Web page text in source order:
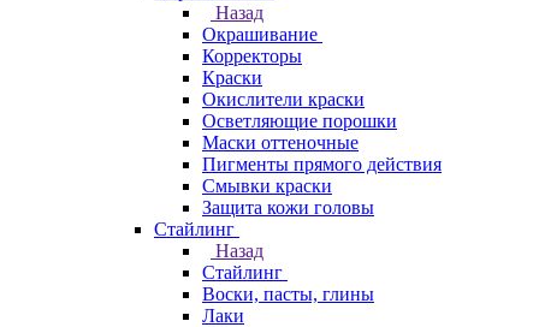
Назад
Окрашивание
Корректоры
Краски
Окислители краски
Осветляющие порошки
Маски оттеночные
Пигменты прямого действия
Смывки краски
Защита кожи головы
Стайлинг
Назад
Стайлинг
Воски, пасты, глины
Лаки